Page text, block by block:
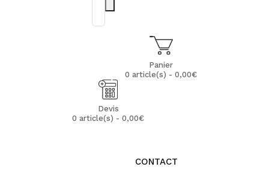
Panier
0 article(s) - 0,00€
Devis
0 article(s) - 0,00€
CONTACT